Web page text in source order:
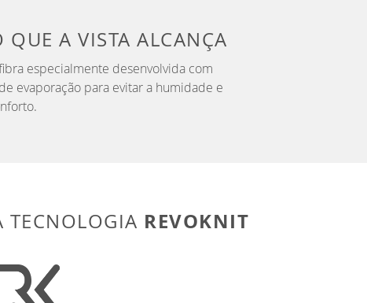
QUE A VISTA ALCANÇA
especialmente desenvolvida com
evaporação para evitar a humidade e
REVOKNIT